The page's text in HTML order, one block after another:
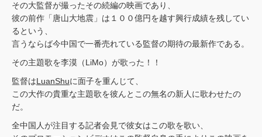
その大監督が撮ったその続編の映画であり、
彼の前作「唐山大地震」は１００億円を越す興行成績を残してい
るという、
言うならば今中国で一番売れている監督の期待の最新作である。
その主題歌を李漠（LiMo）が歌った！！
監督はLuanShuに面子を重んじて、
この大作の貴重な主題歌を彼んとこの無名の新人に歌わせたの
だ。
全中国人が注目する記者会見で彼女はこの歌を歌い、